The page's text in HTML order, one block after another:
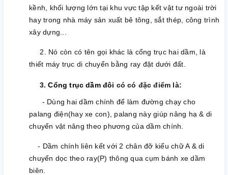
kềnh, khối lượng lớn tại khu vực tập kết vật tư ngoài trời
hay trong nhà máy sản xuất bê tông, sắt thép, công trình
xây dựng...
2. Nó còn có tên gọi khác là cổng trục hai dầm, là
thiết máy trục di chuyển bằng ray đặt dưới đất.
3.Cổng trục dầm đôi có có đặc điểm là:
- Dùng hai dầm chính để làm đường chạy cho
palang điện(hay xe con), palang này giúp nâng hạ & di
chuyển vật nâng theo phương của dầm chính.
- Dầm chính liên kết với 2 chân đỡ kiểu chữ A & di
chuyển dọc theo ray(P) thông qua cụm bánh xe dầm
biên.